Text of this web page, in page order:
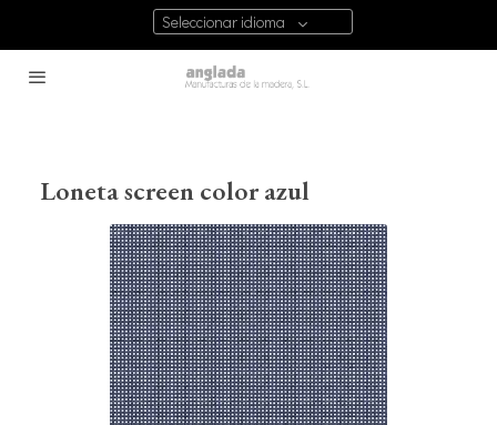
Seleccionar idioma
Loneta screen color azul